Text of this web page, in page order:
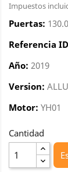
Impuestos
Puertas: 130.0
Referencia
Año: 2019
Version:
Motor: YH01
Cantidad